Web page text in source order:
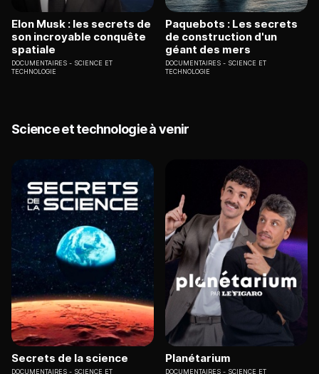
Elon Musk : les secrets de
son incroyable conquête
spatiale
DOCUMENTAIRES
SCIENCE ET
TECHNOLOGIE
Paquebots : Les secrets
de construction d'un
géant des mers
DOCUMENTAIRES
SCIENCE ET
TECHNOLOGIE
Science et technologie à venir
Secrets de la science
DOCUMENTAIRES SCIENCE ET
Planétarium
DOCUMENTAIRES SCIENCE ET